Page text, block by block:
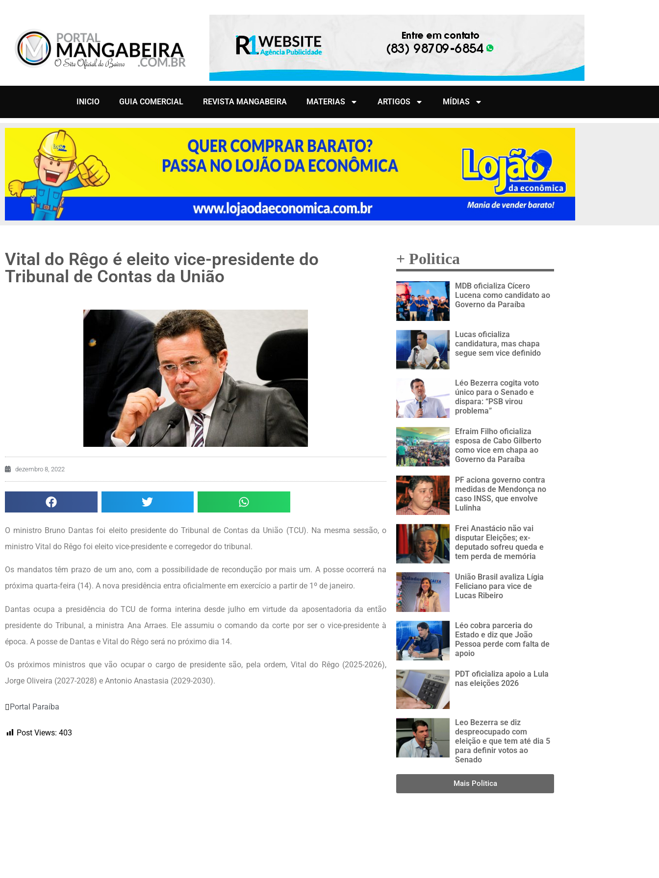
INICIO GUIA COMERCIAL REVISTA MANGABEIRA MATERIAS ARTIGOS MÍDIAS
Vital do Rêgo é eleito vice-presidente do
Tribunal de Contas da União
dezembro 8, 2022
O ministro Bruno Dantas foi eleito presidente do Tribunal de Contas da União (TCU). Na mesma sessão, o
ministro Vital do Rêgo foi eleito vice-presidente e corregedor do tribunal.
Os mandatos têm prazo de um ano, com a possibilidade de recondução por mais um. A posse ocorrerá na
próxima quarta-feira (14). A nova presidência entra oficialmente em exercício a partir de 1º de janeiro.
Dantas ocupa a presidência do TCU de forma interina desde julho em virtude da aposentadoria da então
presidente do Tribunal, a ministra Ana Arraes. Ele assumiu o comando da corte por ser o vice-presidente à
época. A posse de Dantas e Vital do Rêgo será no próximo dia 14.
Os próximos ministros que vão ocupar o cargo de presidente são, pela ordem, Vital do Rêgo (2025-2026),
Jorge Oliveira (2027-2028) e Antonio Anastasia (2029-2030).
Portal Paraíba
Post Views: 403
+ Politica
MDB oficializa Cícero
Lucena como candidato ao
Governo da Paraíba
Lucas oficializa
candidatura, mas chapa
segue sem vice definido
Léo Bezerra cogita voto
único para o Senado e
dispara: “PSB virou
problema”
Efraim Filho oficializa
esposa de Cabo Gilberto
como vice em chapa ao
Governo da Paraíba
PF aciona governo contra
medidas de Mendonça no
caso INSS, que envolve
Lulinha
Frei Anastácio não vai
disputar Eleições; ex-
deputado sofreu queda e
tem perda de memória
União Brasil avaliza Lígia
Feliciano para vice de
Lucas Ribeiro
Léo cobra parceria do
Estado e diz que João
Pessoa perde com falta de
apoio
PDT oficializa apoio a Lula
nas eleições 2026
Leo Bezerra se diz
despreocupado com
eleição e que tem até dia 5
para definir votos ao
Senado
Mais Politica